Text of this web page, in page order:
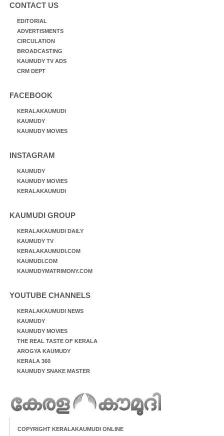
CONTACT US
EDITORIAL
ADVERTISMENTS
CIRCULATION
BROADCASTING
KAUMUDY TV ADS
CRM DEPT
FACEBOOK
KERALAKAUMUDI
KAUMUDY
KAUMUDY MOVIES
INSTAGRAM
KAUMUDY
KAUMUDY MOVIES
KERALAKAUMUDI
KAUMUDI GROUP
KERALAKAUMUDI DAILY
KAUMUDY TV
KERALAKAUMUDI.COM
KAUMUDI.COM
KAUMUDYMATRIMONY.COM
YOUTUBE CHANNELS
KERALAKAUMUDI NEWS
KAUMUDY
KAUMUDY MOVIES
THE REAL TASTE OF KERALA
AROGYA KAUMUDY
KERALA 360
KAUMUDY SNAKE MASTER
COPYRIGHT KERALAKAUMUDI ONLINE